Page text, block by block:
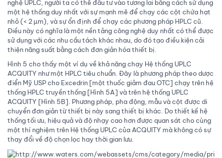
nghệ UPLC, người ta có thể đầu tư vào tương lai bằng cách sử dụng
một hệ thống duy nhất với sự mạnh mẽ để chạy các cột chứa hạt
nhỏ (< 2 µm), và sự ổn định để chạy các phương pháp HPLC cũ.
Điều này có nghĩa là một nền tảng công nghệ duy nhất có thể được
sử dụng với các nhu cầu tách khác nhau, do đó tạo điều kiện cải
thiện năng suất bằng cách đơn giản hóa thiết bị.
Hình 5 cho thấy một ví dụ về khả năng chạy Hệ thống UPLC
ACQUITY như một HPLC tiêu chuẩn. Đây là phương pháp theo dược
điển Mỹ USP cho Excedrin [một thuốc giảm đau OTC] chạy trên hệ
thống HPLC truyền thống [Hình 5A] và trên hệ thống UPLC
ACQUITY [Hình 5B]. Phương pháp, pha động, mẫu và cột được di
chuyển đơn giản từ thiết bị này sang thiết bị khác. Do thiết kế hệ
thống tối ưu, hiệu quả và độ nhạy cao hơn được quan sát cho cùng
một thí nghiệm trên Hệ thống UPLC của ACQUITY mà không có sự
thay đổi về độ chọn lọc hay thời gian lưu.